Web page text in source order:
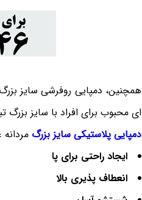
همچنین، دمپایی روفرشی سایز
ای محبوب برای افراد با سایز بزرگ
دمپایی پلاستیکی سایز بزرگ
ایجاد راحتی برای پا
انعطاف پذیری بالا